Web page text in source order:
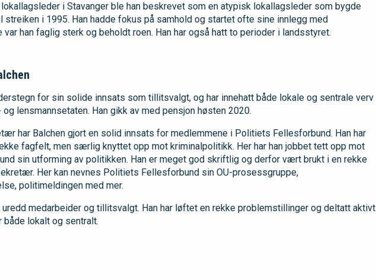
lokallagsleder i Stavanger ble han beskrevet som en atypisk lokallagsleder som bygde
streiken i 1995. Han hadde fokus på samhold og startet ofte sine innlegg med
var han faglig sterk og beholdt roen. Han har også hatt to perioder i landsstyret.
for sin solide innsats som tillitsvalgt, og har innehatt både lokale og sentrale verv
lensmannsetaten. Han gikk av med pensjon høsten 2020.
har Balchen gjort en solid innsats for medlemmene i Politiets Fellesforbund. Han har
fagfelt, men særlig knyttet opp mot kriminalpolitikk. Her har han jobbet tett opp mot
sin utforming av politikken. Han er meget god skriftlig og derfor vært brukt i en rekke
Her kan nevnes Politiets Fellesforbund sin OU-prosessgruppe,
politimeldingen med mer.
uredd medarbeider og tillitsvalgt. Han har løftet en rekke problemstillinger og deltatt aktivt
lokalt og sentralt.